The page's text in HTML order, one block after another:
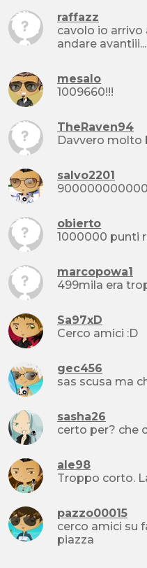
raffazz
cavolo io arrivo
andare avantiii...
mesalo
1009660!!!
TheRaven94
Davvero
salvo2201
obierto
1000000 punti
marcopowa1
Sa97xD
Cerco amici :D
gec456
sas scusa ma
sasha26
certo per? che
ale98
Troppo corto.
pazzo00015
cerco amici su
piazza